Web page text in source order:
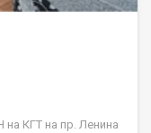
КГТ на пр. Ленина